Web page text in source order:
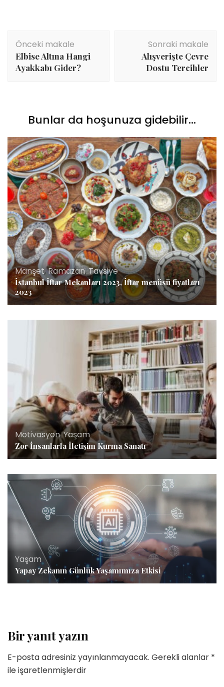
Yazı
dolaşımı
Önceki makale
Elbise Altına Hangi
Ayakkabı Gider?
Sonraki makale
Alışverişte Çevre
Dostu Tercihler
Bunlar da hoşunuza gidebilir...
Manşet,Ramazan,Tavsiye
İstanbul İftar Mekanları 2023, İftar menüsü fiyatları
2023
Motivasyon,Yaşam
Zor İnsanlarla İletişim Kurma Sanatı
Yaşam
Yapay Zekanın Günlük Yaşamımıza Etkisi
Bir yanıt yazın
E-posta adresiniz yayınlanmayacak. Gerekli alanlar *
ile işaretlenmişlerdir